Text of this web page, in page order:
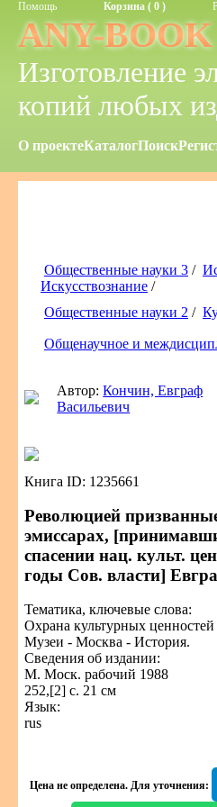
Помощь Корзина ( 0 )
ANY-BOOK
Изготовление
копий любых
О проектеКаталогПоиск
Общественные науки 3 /
Искусствознание /
Общественные науки 2 /
Общенаучное и
Автор:Кончин, Евграф
Васильевич
Книга ID: 1235661
Революцией
эмиссарах,
спасении нац. культ.
годы Сов. власти]
Тематика, ключевые слова:
Охрана культурных
Музеи - Москва - История.
Сведения об издании:
М. Моск. рабочий 1988
252,[2] с. 21 см
Язык:
rus
Цена не определена. Для уточнения: